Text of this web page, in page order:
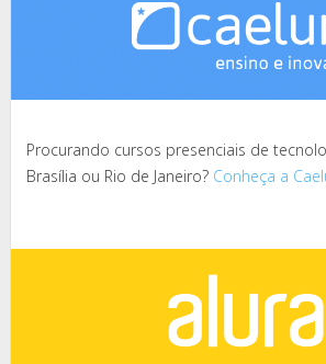
Procurando cursos presenciais de
Brasília ou Rio de Janeiro? Conheça a